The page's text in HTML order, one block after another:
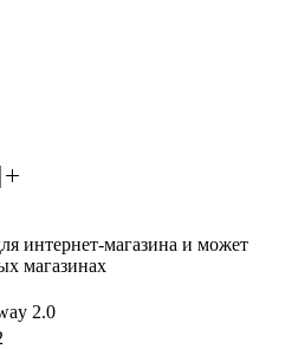
интернет-магазина и может
магазинах
2.0